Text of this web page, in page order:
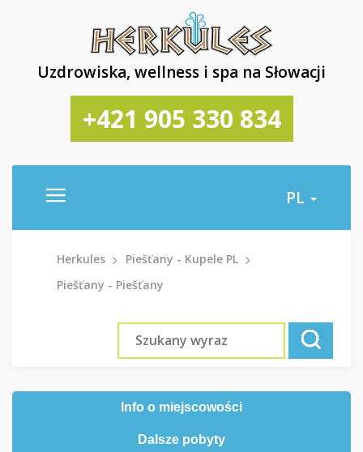
Uzdrowiska, wellness i spa na Słowacji
+421 905 330 834
PL
Herkules
Piešťany - Kupele PL
Piešťany - Piešťany
Info o miejscowości
Dalsze pobyty